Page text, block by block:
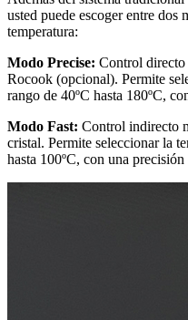
usted puede escoger entre
temperatura:
Modo Precise: Control directo
Rocook (opcional). Permite
rango de 40ºC hasta 180ºC,
Modo Fast: Control indirecto
cristal. Permite seleccionar la
hasta 100ºC, con una precisión